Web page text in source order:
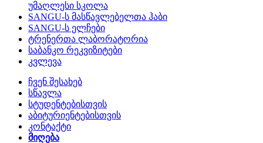
უმაღლესი სკოლა
SANGU-ს მასწავლებელთა ჰაბი
SANGU-ს ელჩები
ტრენერთა ლაბორატორია
საბანკო რეკვიზიტები
კვლევა
ჩვენ შესახებ
სწავლა
სტუდენტებისთვის
აბიტურიენტებისთვის
კონტაქტი
მიღება